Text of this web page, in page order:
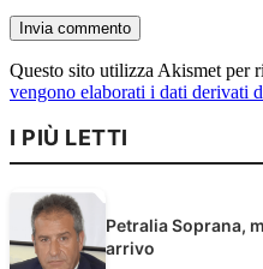
Questo sito utilizza Akismet per
vengono elaborati i dati derivati
I PIÙ LETTI
Petralia Soprana,
arrivo